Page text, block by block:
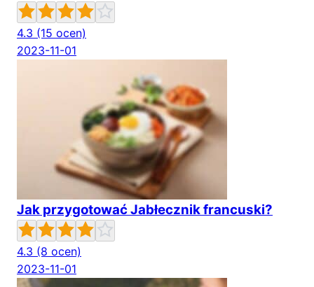
4.3 (15 ocen)
2023-11-01
Jak przygotować Jabłecznik francuski?
4.3 (8 ocen)
2023-11-01